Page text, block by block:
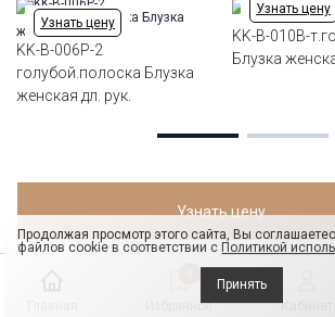
Узнать цену
KK-B-006P-2
голубой.полоска Блузка
женская дл. рук.
Узнать цену
KK-B-010B-
Блузка
Узнать цену
Избранное Кабинет
Продолжая просмотр этого сайта, Вы
файлов cookie в соответствии с Политикой
Принять